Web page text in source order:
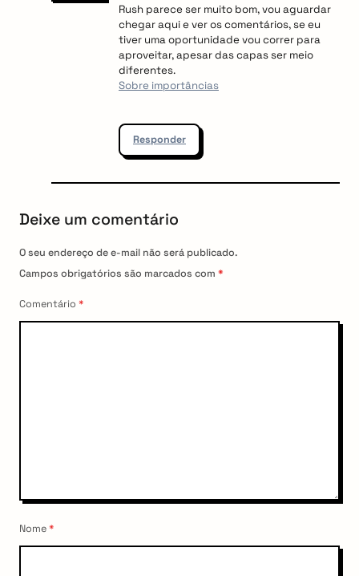
Rush parece ser muito bom, vou aguardar
chegar aqui e ver os comentários, se eu
tiver uma oportunidade vou correr para
aproveitar, apesar das capas ser meio
diferentes.
Sobre importâncias
Responder
Deixe um comentário
O seu endereço de e-mail não será publicado.
Campos obrigatórios são marcados com *
Comentário *
Nome*